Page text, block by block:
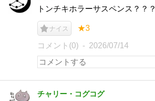
トンチキホラーサスペンス？？？
ナイス ★3
コメント(0) 2026/07/14
チャリー・コグコグ